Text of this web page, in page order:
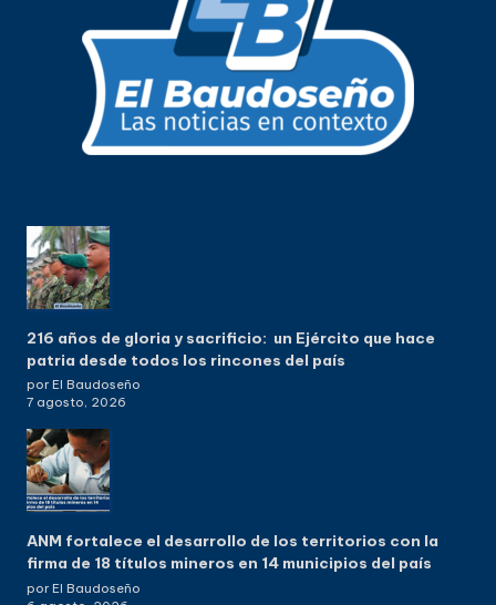
216 años de gloria y sacrificio: un Ejército que hace
patria desde todos los rincones del país
por El Baudoseño
7 agosto, 2026
ANM fortalece el desarrollo de los territorios con la
firma de 18 títulos mineros en 14 municipios del país
por El Baudoseño